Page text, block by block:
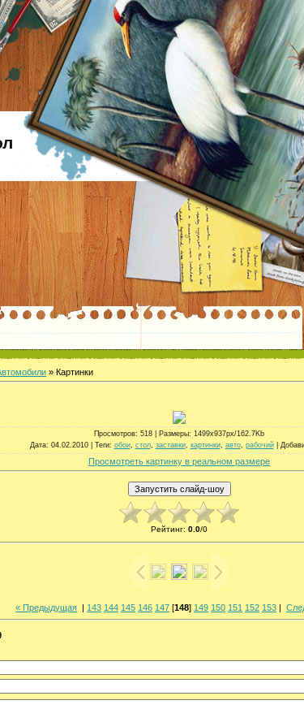
» Картинки
Просмотров: 518 | Размеры: 1499x937px/162.7Kb
Дата: 04.02.2010 | Теги: обои, стол, заставки, картинки, авто, рабочий|
Просмотреть картинку в реальном размере
Рейтинг: 0.0/0
« Предыдущая | 143 144 145 146 147 [148] 149 150 151 152 153 |